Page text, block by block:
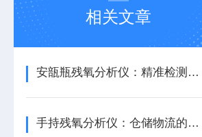
相关文章
安瓿瓶残氧分析仪：精准检测，开启高效生产新篇
手持残氧分析仪：仓储物流的保鲜灯塔